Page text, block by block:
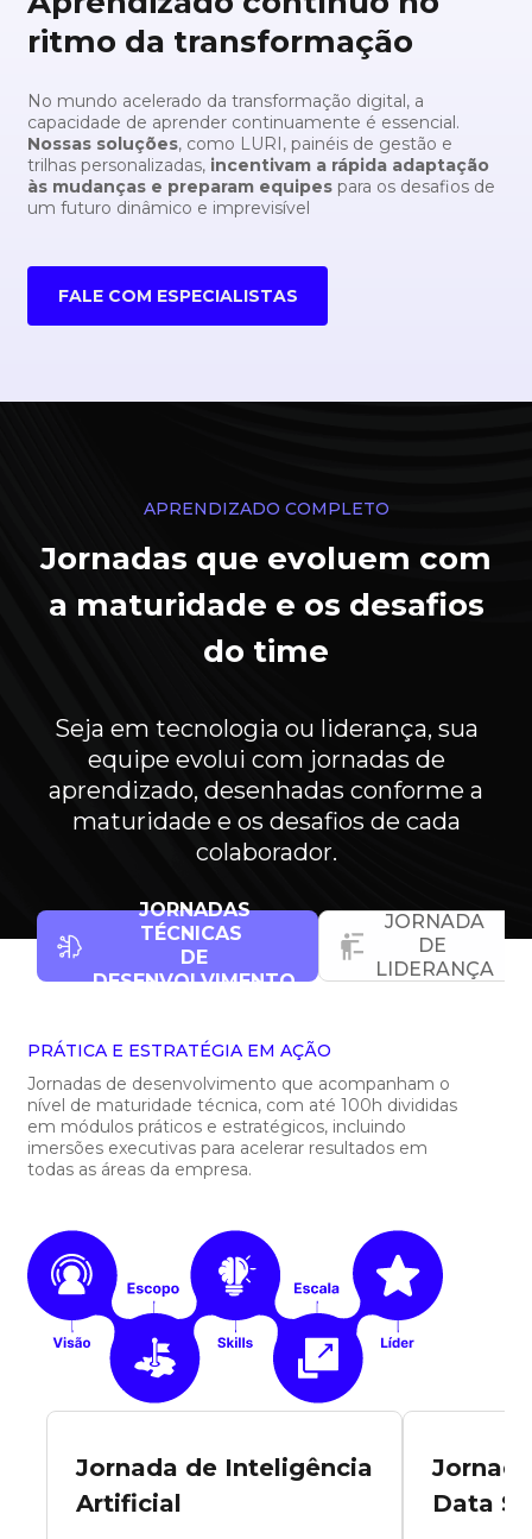
ritmo da transformação
No mundo acelerado da transformação digital, a
capacidade de aprender continuamente é essencial.
Nossas soluções, como LURI, painéis de gestão e
trilhas personalizadas, incentivam a rápida adaptação
às mudanças e preparam equipes para os desafios de
um futuro dinâmico e imprevisível
FALE COM ESPECIALISTAS
APRENDIZADO COMPLETO
Jornadas que evoluem com
a maturidade e os desafios
do time
Seja em tecnologia ou liderança, sua
equipe evolui com jornadas de
aprendizado, desenhadas conforme a
maturidade e os desafios de cada
colaborador.
JORNADAS
TÉCNICAS
DE
DESENVOLVIMENTO
JORNADA
DE
LIDERANÇA
PRÁTICA E ESTRATÉGIA EM AÇÃO
Jornadas de desenvolvimento que acompanham o
nível de maturidade técnica, com até 100h divididas
em módulos práticos e estratégicos, incluindo
imersões executivas para acelerar resultados em
todas as áreas da empresa.
Jornada de Inteligência
Artificial
Data